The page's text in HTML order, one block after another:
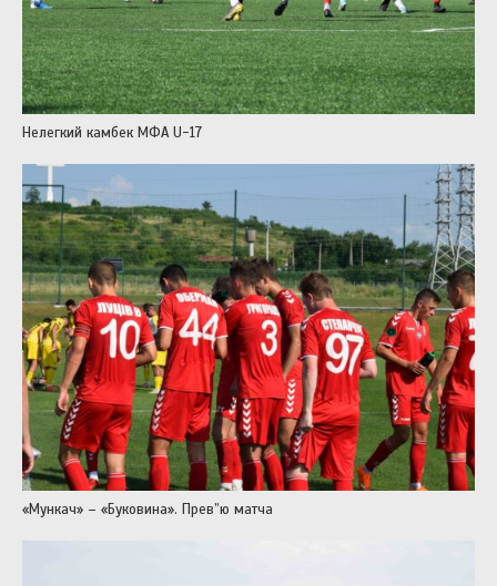
Нелегкий камбек МФА U-17
«Мункач» – «Буковина». Прев”ю матча